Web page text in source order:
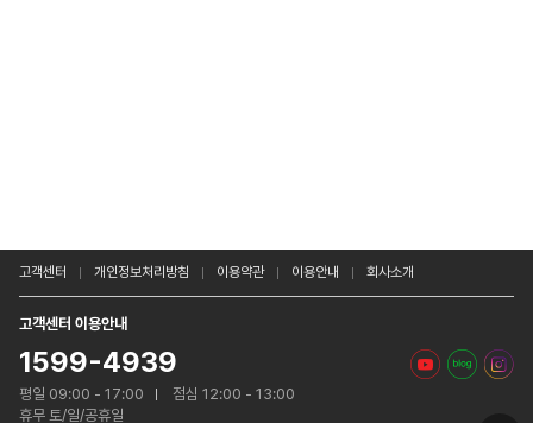
고객센터 개인정보처리방침 이용약관 이용안내 회사소개
고객센터 이용안내
1599-4939
평일 09:00 - 17:00
점심 12:00 - 13:00
휴무 토/일/공휴일